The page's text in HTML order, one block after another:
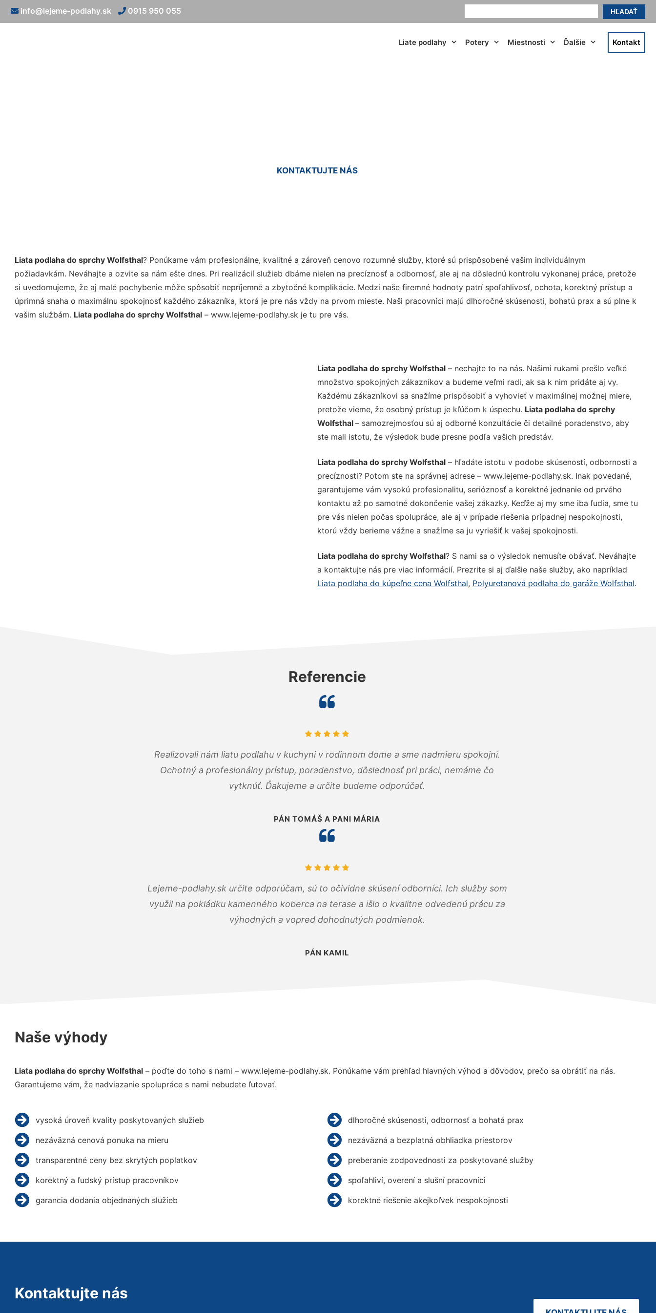
HĽADAŤ
info@lejeme-podlahy.sk 0915 950 055
Liate podlahy Potery Miestnosti Ďalšie Kontakt
KONTAKTUJTE NÁS
Liata podlaha do sprchy Wolfsthal? Ponúkame vám profesionálne, kvalitné a zároveň cenovo rozumné služby, ktoré sú prispôsobené vašim individuálnym
požiadavkám. Neváhajte a ozvite sa nám ešte dnes. Pri realizácií služieb dbáme nielen na precíznosť a odbornosť, ale aj na dôslednú kontrolu vykonanej práce, pretože
si uvedomujeme, že aj malé pochybenie môže spôsobiť nepríjemné a zbytočné komplikácie. Medzi naše firemné hodnoty patrí spoľahlivosť, ochota, korektný prístup a
úprimná snaha o maximálnu spokojnosť každého zákazníka, ktorá je pre nás vždy na prvom mieste. Naši pracovníci majú dlhoročné skúsenosti, bohatú prax a sú plne k
vašim službám. Liata podlaha do sprchy Wolfsthal – www.lejeme-podlahy.sk je tu pre vás.
Liata podlaha do sprchy Wolfsthal– nechajte to na nás. Našimi rukami prešlo veľké
množstvo spokojných zákazníkov a budeme veľmi radi, ak sa k nim pridáte aj vy.
Každému zákazníkovi sa snažíme prispôsobiť a vyhovieť v maximálnej možnej miere,
pretože vieme, že osobný prístup je kľúčom k úspechu. Liata podlaha do sprchy
Wolfsthal – samozrejmosťou sú aj odborné konzultácie či detailné poradenstvo, aby
ste mali istotu, že výsledok bude presne podľa vašich predstáv.
Liata podlaha do sprchy Wolfsthal– hľadáte istotu v podobe skúseností, odbornosti a
precíznosti? Potom ste na správnej adrese – www.lejeme-podlahy.sk. Inak povedané,
garantujeme vám vysokú profesionalitu, serióznosť a korektné jednanie od prvého
kontaktu až po samotné dokončenie vašej zákazky. Keďže aj my sme iba ľudia, sme tu
pre vás nielen počas spolupráce, ale aj v prípade riešenia prípadnej nespokojnosti,
ktorú vždy berieme vážne a snažíme sa ju vyriešiť k vašej spokojnosti.
Liata podlaha do sprchy Wolfsthal? S nami sa o výsledok nemusíte obávať. Neváhajte
a kontaktujte nás pre viac informácií. Prezrite si aj ďalšie naše služby, ako napríklad
Liata podlaha do kúpeľne cena Wolfsthal, Polyuretanová podlaha do garáže Wolfsthal.
Referencie
Realizovali nám liatu podlahu v kuchyni v rodinnom dome a sme nadmieru spokojní.
Ochotný a profesionálny prístup, poradenstvo, dôslednosť pri práci, nemáme čo
vytknúť. Ďakujeme a určite budeme odporúčať.
PÁN TOMÁŠ A PANI MÁRIA
Lejeme-podlahy.sk určite odporúčam, sú to očividne skúsení odborníci. Ich služby som
využil na pokládku kamenného koberca na terase a išlo o kvalitne odvedenú prácu za
výhodných a vopred dohodnutých podmienok.
PÁN KAMIL
Naše výhody
Liata podlaha do sprchy Wolfsthal – poďte do toho s nami – www.lejeme-podlahy.sk. Ponúkame vám prehľad hlavných výhod a dôvodov, prečo sa obrátiť na nás.
Garantujeme vám, že nadviazanie spolupráce s nami nebudete ľutovať.
vysoká úroveň kvality poskytovaných služieb
nezáväzná cenová ponuka na mieru
transparentné ceny bez skrytých poplatkov
korektný a ľudský prístup pracovníkov
garancia dodania objednaných služieb
dlhoročné skúsenosti, odbornosť a bohatá prax
nezáväzná a bezplatná obhliadka priestorov
preberanie zodpovednosti za poskytované služby
spoľahliví, overení a slušní pracovníci
korektné riešenie akejkoľvek nespokojnosti
Kontaktujte nás